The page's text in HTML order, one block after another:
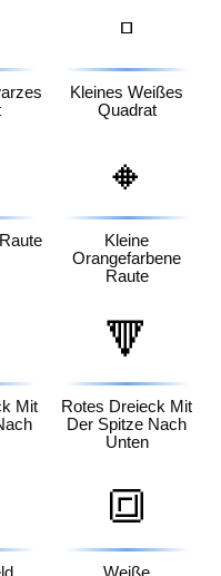
▫️
Kleines Weißes
Quadrat
🔸
Kleine
Orangefarbene
Raute
Mit
🔻
Rotes Dreieck Mit
Der Spitze Nach
Unten
🔳